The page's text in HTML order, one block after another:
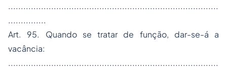
...................................................................................
...............
Art. 95. Quando se tratar de função, dar-se-á a
vacância:
...................................................................................